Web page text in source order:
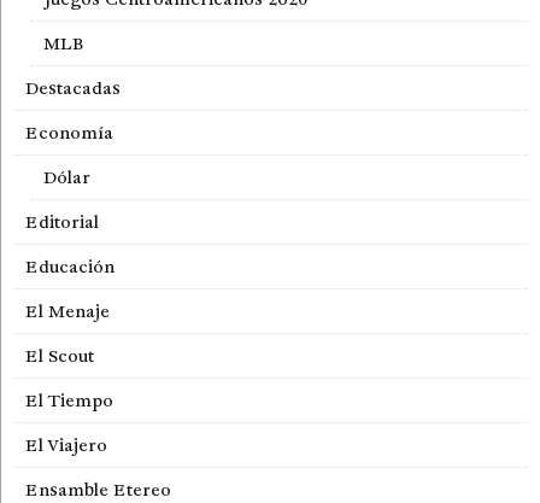
MLB
Destacadas
Economía
Dólar
Editorial
Educación
El Menaje
El Scout
El Tiempo
El Viajero
Ensamble Etereo